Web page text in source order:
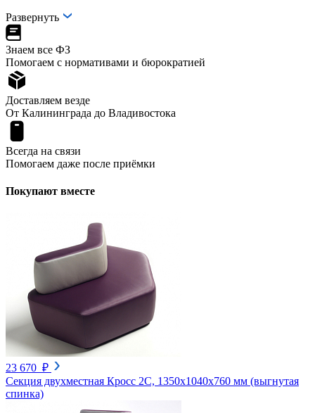
Развернуть
Знаем все ФЗ
Помогаем с нормативами и бюрократией
Доставляем везде
От Калининграда до Владивостока
Всегда на связи
Помогаем даже после приёмки
Покупают вместе
23 670 ₽
Секция двухместная Кросс 2С, 1350х1040х760 мм (выгнутая
спинка)